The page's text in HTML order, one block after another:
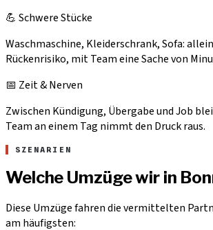
💪 Schwere Stücke
Waschmaschine, Kleiderschrank, Sofa:
Rückenrisiko, mit Team eine Sache von
📅 Zeit & Nerven
Zwischen Kündigung, Übergabe und Job
Team an einem Tag nimmt den Druck raus.
SZENARIEN
Welche Umzüge wir in
Diese Umzüge fahren die vermittelten
am häufigsten: